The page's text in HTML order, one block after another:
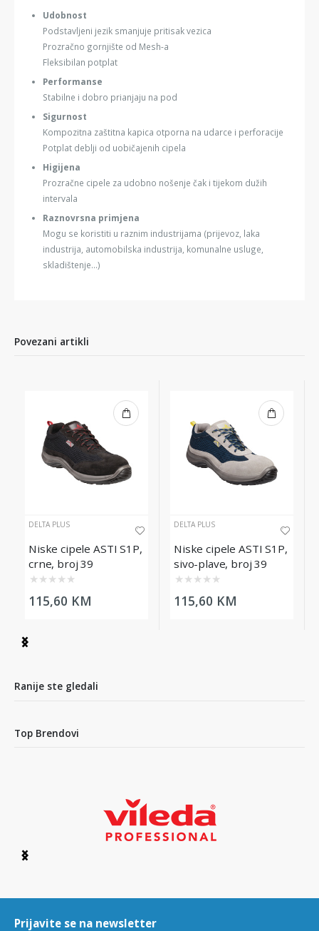
Udobnost
Podstavljeni jezik smanjuje pritisak vezica
Prozračno gornjište od Mesh-a
Fleksibilan potplat
Performanse
Stabilne i dobro prianjaju na pod
Sigurnost
Kompozitna zaštitna kapica otporna na udarce i perforacije
Potplat deblji od uobičajenih cipela
Higijena
Prozračne cipele za udobno nošenje čak i tijekom dužih
intervala
Raznovrsna primjena
Mogu se koristiti u raznim industrijama (prijevoz, laka
industrija, automobilska industrija, komunalne usluge,
skladištenje...)
Povezani artikli
DELTA PLUS
Niske cipele ASTI S1P,
crne, broj 39
★ ★ ★ ★ ★
115,60 KM
DELTA PLUS
Niske cipele ASTI S1P,
sivo-plave, broj 39
★ ★ ★ ★ ★
115,60 KM
Item
4
Ranije ste gledali
Top Brendovi
Item
6
Prijavite se na newsletter